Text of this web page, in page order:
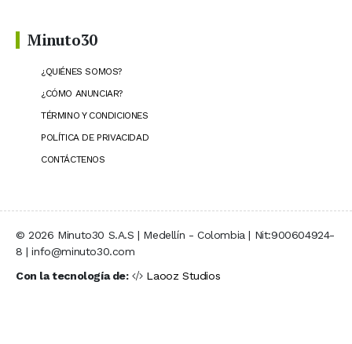
Minuto30
¿QUIÉNES SOMOS?
¿CÓMO ANUNCIAR?
TÉRMINO Y CONDICIONES
POLÍTICA DE PRIVACIDAD
CONTÁCTENOS
© 2026 Minuto30 S.A.S | Medellín - Colombia | Nit:900604924-
8 | info@minuto30.com
Con la tecnología de:
Laooz Studios